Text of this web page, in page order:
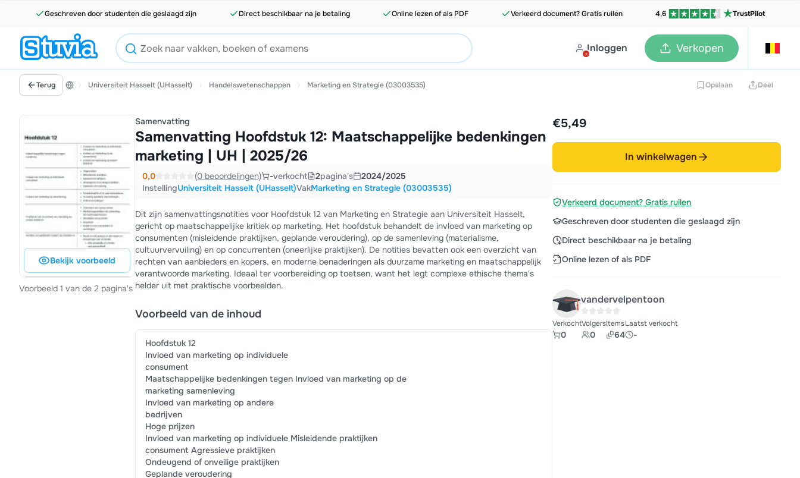
Geschreven door studenten die geslaagd zijn Direct beschikbaar na je betaling Online lezen of als PDF Verkeerd document? Gratis ruilen 4,6 TrustPilot
Inloggen Verkopen
Terug Universiteit Hasselt (UHasselt) Handelswetenschappen Marketing en Strategie (03003535) Opslaan Deel
Bekijk voorbeeld
Voorbeeld 1 van de 2 pagina's
Samenvatting
Samenvatting Hoofdstuk 12: Maatschappelijke bedenkingen
marketing | UH | 2025/26
0,0 (0 beoordelingen) -verkocht 2pagina's
2024/2025
InstellingUniversiteit Hasselt (UHasselt)VakMarketing en Strategie (03003535)
Dit zijn samenvattingsnotities voor Hoofdstuk 12 van Marketing en Strategie aan Universiteit Hasselt,
gericht op maatschappelijke kritiek op marketing. Het hoofdstuk behandelt de invloed van marketing op
consumenten (misleidende praktijken, geplande veroudering), op de samenleving (materialisme,
cultuurvervuiling) en op concurrenten (oneerlijke praktijken). De notities bevatten ook een overzicht van
rechten van aanbieders en kopers, en moderne benaderingen als duurzame marketing en maatschappelijk
verantwoorde marketing. Ideaal ter voorbereiding op toetsen, want het legt complexe ethische thema's
helder uit met praktische voorbeelden.
Voorbeeld van de inhoud
Hoofdstuk 12
Invloed van marketing op individuele
consument
Maatschappelijke bedenkingen tegen Invloed van marketing op de
marketing samenleving
Invloed van marketing op andere
bedrijven
Hoge prijzen
Invloed van marketing op individuele Misleidende praktijken
consument Agressieve praktijken
Ondeugend of onveilige praktijken
Geplande veroudering
€5,49
In winkelwagen
Verkeerd document? Gratis ruilen
Geschreven door studenten die geslaagd zijn
Direct beschikbaar na je betaling
Online lezen of als PDF
vandervelpentoon
Verkocht
0
Volgers
0
Items
64
Laatst verkocht
-